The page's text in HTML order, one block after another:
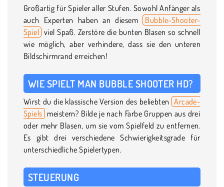
Großartig für Spieler aller Stufen. Sowohl Anfänger als
auch Experten haben an diesem Bubble-Shooter-
Spiel viel Spaß. Zerstöre die bunten Blasen so schnell
wie möglich, aber verhindere, dass sie den unteren
Bildschirmrand erreichen!
WIE SPIELT MAN BUBBLE SHOOTER HD?
Wirst du die klassische Version des beliebten Arcade-
Spiels meistern? Bilde je nach Farbe Gruppen aus drei
oder mehr Blasen, um sie vom Spielfeld zu entfernen.
Es gibt drei verschiedene Schwierigkeitsgrade für
unterschiedliche Spielertypen.
STEUERUNG